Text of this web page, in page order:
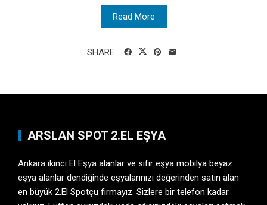
Read More
SHARE
ARSLAN SPOT 2.EL EŞYA
Ankara ikinci El Eşya alanlar ve sıfır eşya mobilya beyaz
eşya alanlar dendiğinde eşyalarınızı değerinden satın alan
en büyük 2.El Spotçu firmayız. Sizlere bir telefon kadar